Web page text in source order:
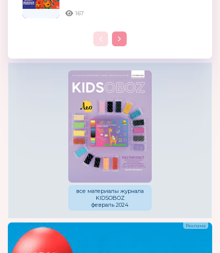
167
все материалы журнала
KIDSOBOZ
февраль 2024